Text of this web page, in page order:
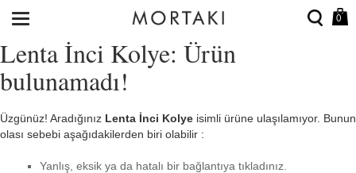
0
Lenta İnci Kolye: Ürün
bulunamadı!
Üzgünüz! Aradığınız Lenta İnci Kolye isimli ürüne ulaşılamıyor. Bunun
olası sebebi aşağıdakilerden biri olabilir :
Yanlış, eksik ya da hatalı bir bağlantıya tıkladınız.